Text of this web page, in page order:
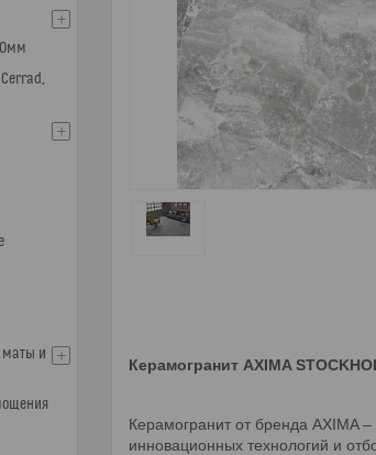
Керамогранит AXIMA
Керамогранит от бренда AXIMA
инновационных технологий и
маты и